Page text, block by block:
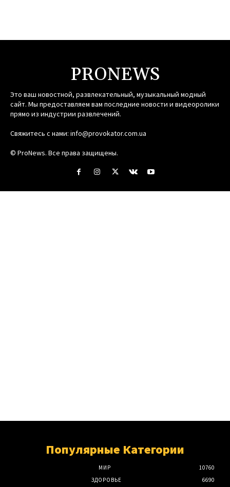
PRONEWS
Это ваш новостной, развлекательный, музыкальный модный
сайт. Мы предоставляем вам последние новости и видеоролики
прямо из индустрии развлечений.
Свяжитесь с нами: info@provokator.com.ua
© ProNews. Все права защищены.
Популярные Категории
МИР
10760
ЗДОРОВЬЕ
6690